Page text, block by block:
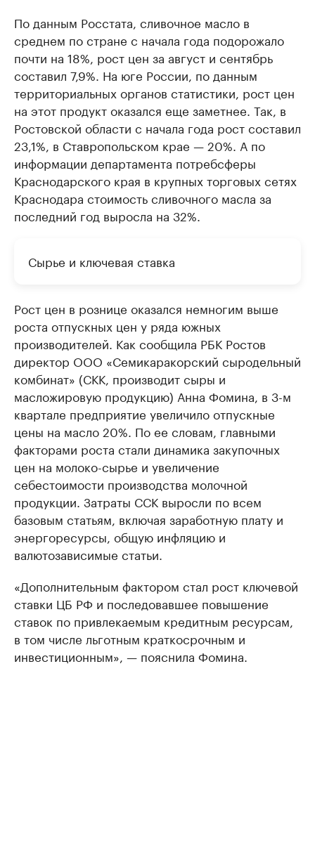
По данным Росстата, сливочное масло в
среднем по стране с начала года подорожало
почти на 18%, рост цен за август и сентябрь
составил 7,9%. На юге России, по данным
территориальных органов статистики, рост цен
на этот продукт оказался еще заметнее. Так, в
Ростовской области с начала года рост составил
23,1%, в Ставропольском крае — 20%. А по
информации департамента потребсферы
Краснодарского края в крупных торговых сетях
Краснодара стоимость сливочного масла за
последний год выросла на 32%.
Сырье и ключевая ставка
Рост цен в рознице оказался немногим выше
роста отпускных цен у ряда южных
производителей. Как сообщила РБК Ростов
директор ООО «Семикаракорский сыродельный
комбинат» (СКК, производит сыры и
масложировую продукцию) Анна Фомина, в 3-м
квартале предприятие увеличило отпускные
цены на масло 20%. По ее словам, главными
факторами роста стали динамика закупочных
цен на молоко-сырье и увеличение
себестоимости производства молочной
продукции. Затраты ССК выросли по всем
базовым статьям, включая заработную плату и
энергоресурсы, общую инфляцию и
валютозависимые статьи.
«Дополнительным фактором стал рост ключевой
ставки ЦБ РФ и последовавшее повышение
ставок по привлекаемым кредитным ресурсам,
в том числе льготным краткосрочным и
инвестиционным», — пояснила Фомина.